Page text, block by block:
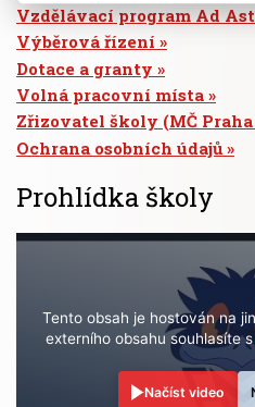
Vzdělávací program Ad
Výběrová řízení
Dotace a granty
Volná pracovní místa
Zřizovatel školy (MČ Praha
Ochrana osobních údajů
Prohlídka školy
Tento obsah je hostován na
externího obsahu souhlasíte
Načíst video